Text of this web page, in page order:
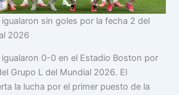
sin goles por la fecha 2 del
2026
0-0 en el Estadio Boston por
Grupo L del Mundial 2026. El
la lucha por el primer puesto de la